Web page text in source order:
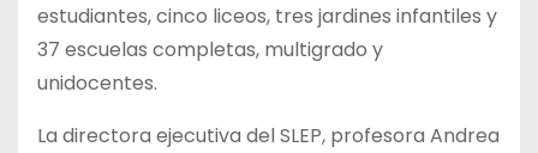
estudiantes, cinco liceos, tres jardines infantiles y
37 escuelas completas, multigrado y
unidocentes.
La directora ejecutiva del SLEP, profesora Andrea